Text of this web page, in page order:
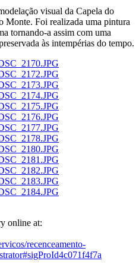
visual da Capela do
Foi realizada uma pintura
tornando-a assim com uma
às intempérias do tempo.
online at:
recenceamento-